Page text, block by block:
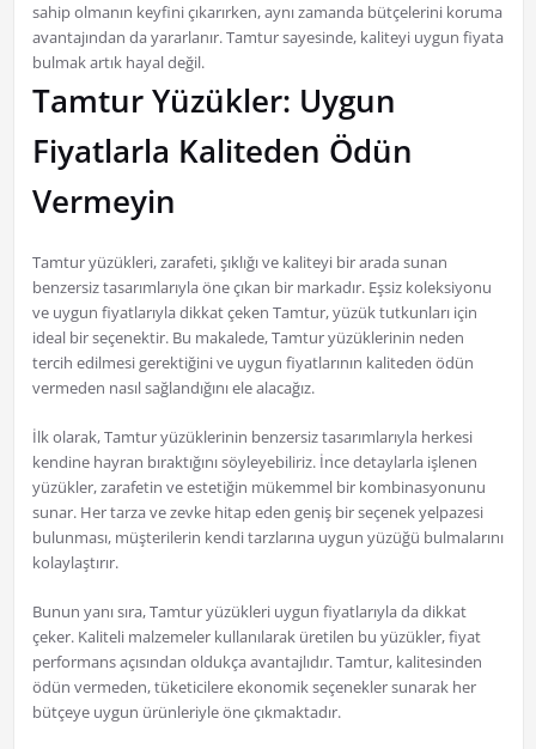
sahip olmanın keyfini çıkarırken, aynı zamanda bütçelerini koruma
avantajından da yararlanır. Tamtur sayesinde, kaliteyi uygun fiyata
bulmak artık hayal değil.
Tamtur Yüzükler: Uygun
Fiyatlarla Kaliteden Ödün
Vermeyin
Tamtur yüzükleri, zarafeti, şıklığı ve kaliteyi bir arada sunan
benzersiz tasarımlarıyla öne çıkan bir markadır. Eşsiz koleksiyonu
ve uygun fiyatlarıyla dikkat çeken Tamtur, yüzük tutkunları için
ideal bir seçenektir. Bu makalede, Tamtur yüzüklerinin neden
tercih edilmesi gerektiğini ve uygun fiyatlarının kaliteden ödün
vermeden nasıl sağlandığını ele alacağız.
İlk olarak, Tamtur yüzüklerinin benzersiz tasarımlarıyla herkesi
kendine hayran bıraktığını söyleyebiliriz. İnce detaylarla işlenen
yüzükler, zarafetin ve estetiğin mükemmel bir kombinasyonunu
sunar. Her tarza ve zevke hitap eden geniş bir seçenek yelpazesi
bulunması, müşterilerin kendi tarzlarına uygun yüzüğü bulmalarını
kolaylaştırır.
Bunun yanı sıra, Tamtur yüzükleri uygun fiyatlarıyla da dikkat
çeker. Kaliteli malzemeler kullanılarak üretilen bu yüzükler, fiyat
performans açısından oldukça avantajlıdır. Tamtur, kalitesinden
ödün vermeden, tüketicilere ekonomik seçenekler sunarak her
bütçeye uygun ürünleriyle öne çıkmaktadır.